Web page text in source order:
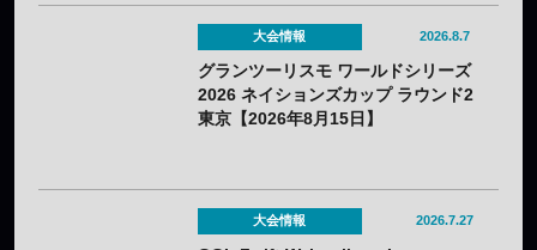
大会情報 2026.8.7
グランツーリスモ ワールドシリーズ
2026 ネイションズカップ ラウンド2
東京【2026年8月15日】
大会情報 2026.7.27